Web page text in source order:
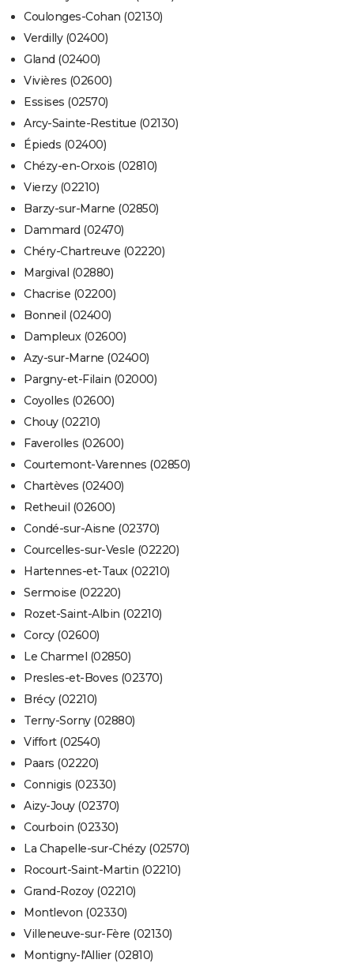
Coulonges-Cohan (02130)
Verdilly (02400)
Gland (02400)
Vivières (02600)
Essises (02570)
Arcy-Sainte-Restitue (02130)
Épieds (02400)
Chézy-en-Orxois (02810)
Vierzy (02210)
Barzy-sur-Marne (02850)
Dammard (02470)
Chéry-Chartreuve (02220)
Margival (02880)
Chacrise (02200)
Bonneil (02400)
Dampleux (02600)
Azy-sur-Marne (02400)
Pargny-et-Filain (02000)
Coyolles (02600)
Chouy (02210)
Faverolles (02600)
Courtemont-Varennes (02850)
Chartèves (02400)
Retheuil (02600)
Condé-sur-Aisne (02370)
Courcelles-sur-Vesle (02220)
Hartennes-et-Taux (02210)
Sermoise (02220)
Rozet-Saint-Albin (02210)
Corcy (02600)
Le Charmel (02850)
Presles-et-Boves (02370)
Brécy (02210)
Terny-Sorny (02880)
Viffort (02540)
Paars (02220)
Connigis (02330)
Aizy-Jouy (02370)
Courboin (02330)
La Chapelle-sur-Chézy (02570)
Rocourt-Saint-Martin (02210)
Grand-Rozoy (02210)
Montlevon (02330)
Villeneuve-sur-Fère (02130)
Montigny-l'Allier (02810)